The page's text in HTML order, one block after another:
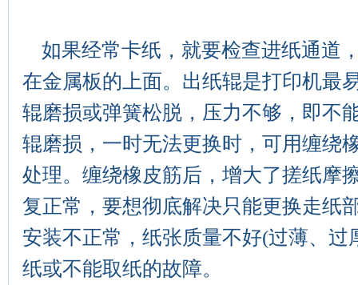
如果经常卡纸，就要检查进纸通道
在金属板的上面。出纸辊是打印机最
辊磨损或弹簧松脱，压力不够，即不
辊磨损，一时无法更换时，可用缠绕
处理。缠绕橡皮筋后，增大了搓纸摩
复正常，要想彻底解决只能更换走纸
安装不正常，纸张质量不好(过薄、过
纸或不能取纸的故障。